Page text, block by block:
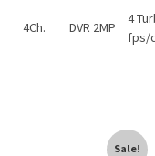
4Ch. DVR 2MP
4
fps/
Sale!